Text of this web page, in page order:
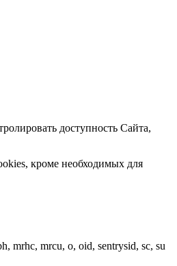
доступность Сайта,
кроме необходимых для
mrhc, mrcu, o, oid, sentrysid, sc, su